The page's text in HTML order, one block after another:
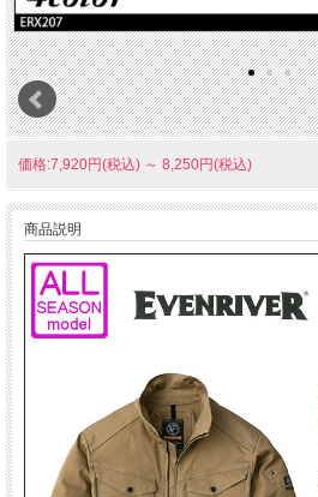
価格:7,920円(税込) ～ 8,250円(税込)
商品説明